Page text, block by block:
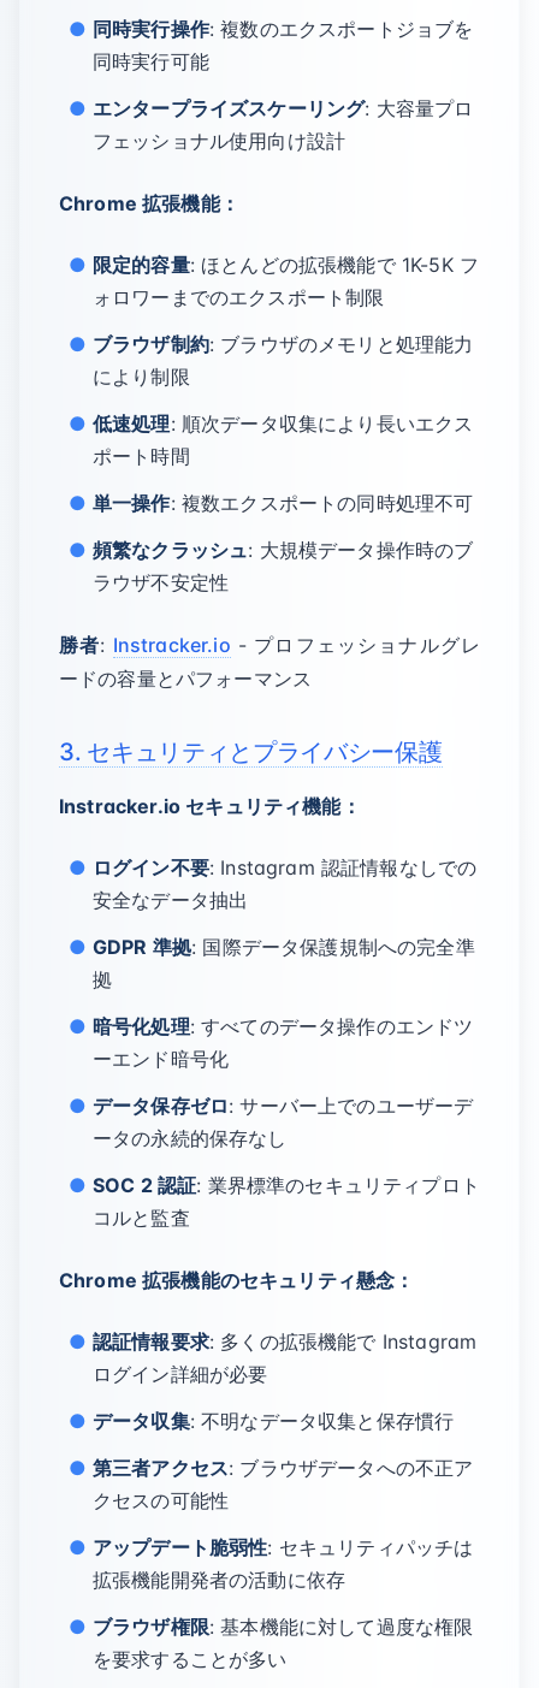
同時実行操作: 複数のエクスポートジョブを
同時実行可能
エンタープライズスケーリング: 大容量プロ
フェッショナル使用向け設計
Chrome 拡張機能：
限定的容量: ほとんどの拡張機能で 1K-5K フ
ォロワーまでのエクスポート制限
ブラウザ制約: ブラウザのメモリと処理能力
により制限
低速処理: 順次データ収集により長いエクス
ポート時間
単一操作: 複数エクスポートの同時処理不可
頻繁なクラッシュ: 大規模データ操作時のブ
ラウザ不安定性
勝者: Instracker.io - プロフェッショナルグレ
ードの容量とパフォーマンス
3. セキュリティとプライバシー保護
Instracker.io セキュリティ機能：
ログイン不要: Instagram 認証情報なしでの
安全なデータ抽出
GDPR 準拠: 国際データ保護規制への完全準
拠
暗号化処理: すべてのデータ操作のエンドツ
ーエンド暗号化
データ保存ゼロ: サーバー上でのユーザーデ
ータの永続的保存なし
SOC 2 認証: 業界標準のセキュリティプロト
コルと監査
Chrome 拡張機能のセキュリティ懸念：
認証情報要求: 多くの拡張機能で Instagram
ログイン詳細が必要
データ収集: 不明なデータ収集と保存慣行
第三者アクセス: ブラウザデータへの不正ア
クセスの可能性
アップデート脆弱性: セキュリティパッチは
拡張機能開発者の活動に依存
ブラウザ権限: 基本機能に対して過度な権限
を要求することが多い